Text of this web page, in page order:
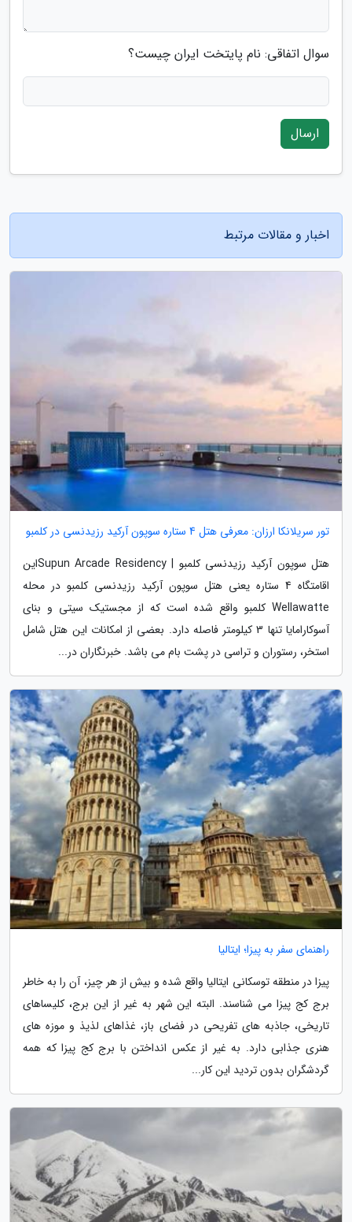
سوال اتفاقی: نام پایتخت ایران چیست؟
ارسال
اخبار و مقالات مرتبط
تور سریلانکا ارزان: معرفی هتل 4 ستاره سوپون آرکید رزیدنسی در کلمبو
هتل سوپون آرکید رزیدنسی کلمبو | Supun Arcade Residencyاین
اقامتگاه 4 ستاره یعنی هتل سوپون آرکید رزیدنسی کلمبو در محله
Wellawatte کلمبو واقع شده است که از مجستیک سیتی و بنای
آسوکارامایا تنها 3 کیلومتر فاصله دارد. بعضی از امکانات این هتل شامل
استخر، رستوران و تراسی در پشت بام می باشد. خبرنگاران در...
راهنمای سفر به پیزا؛ ایتالیا
پیزا در منطقه توسکانی ایتالیا واقع شده و بیش از هر چیز، آن را به خاطر
برج کج پیزا می شناسند. البته این شهر به غیر از این برج، کلیساهای
تاریخی، جاذبه های تفریحی در فضای باز، غذاهای لذیذ و موزه های
هنری جذابی دارد. به غیر از عکس انداختن با برج کج پیزا که همه
گردشگران بدون تردید این کار...